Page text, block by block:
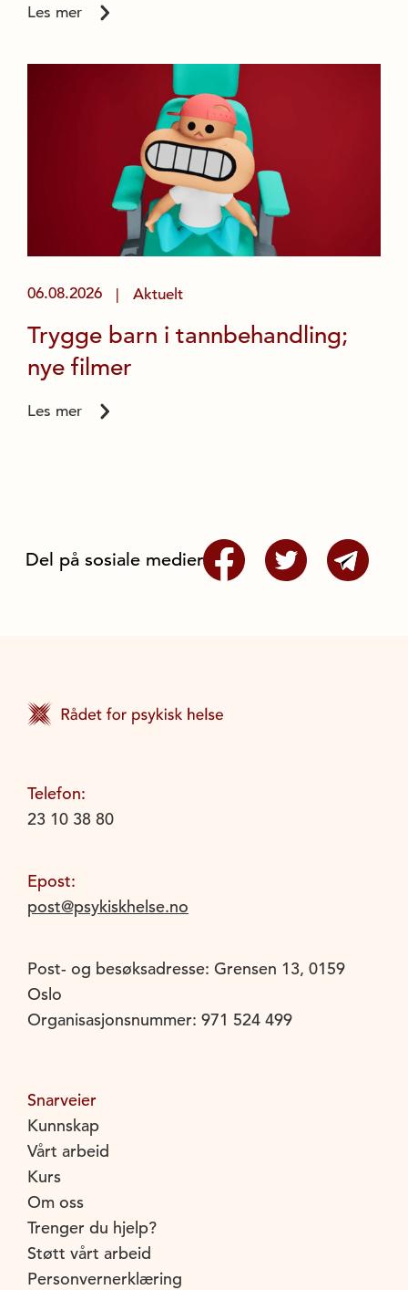
Les mer
06.08.2026 Aktuelt
Trygge barn i tannbehandling;
nye filmer
Les mer
Del på sosiale medier
Telefon:
23 10 38 80
Epost:
post@psykiskhelse.no
Post- og besøksadresse: Grensen 13, 0159
Oslo
Organisasjonsnummer: 971 524 499
Snarveier
Kunnskap
Vårt arbeid
Kurs
Om oss
Trenger du hjelp?
Støtt vårt arbeid
Personvernerklæring